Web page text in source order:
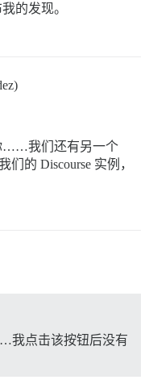
的发现。
……我们还有另一个
的 Discourse 实例，
我点击该按钮后没有